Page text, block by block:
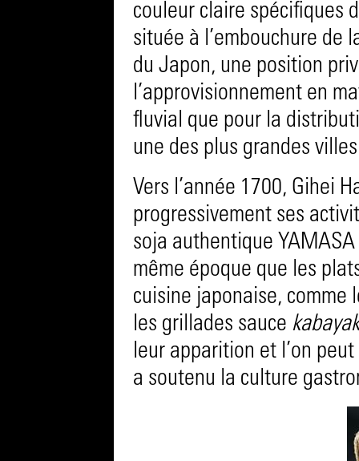
couleur claire spécifiques
située à l’embouchure de
du Japon, une position
l’approvisionnement en
fluvial que pour la
une des plus grandes
Vers l’année 1700, Gihei
progressivement ses
soja authentique YAMASA
même époque que les
cuisine japonaise, comme
les grillades sauce
leur apparition et l’on
a soutenu la culture